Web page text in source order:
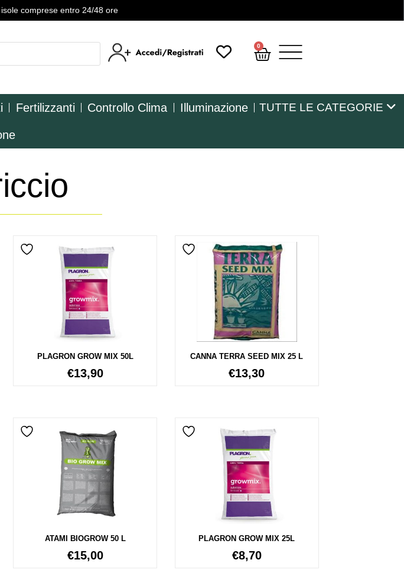
comprese entro 24/48 ore
0
Fertilizzanti Controllo Clima Illuminazione TUTTE LE CATEGORIE
PLAGRON GROW MIX 50L
€13,90
CANNA TERRA SEED MIX 25 L
€13,30
ATAMI BIOGROW 50 L
€15,00
PLAGRON GROW MIX 25L
€8,70